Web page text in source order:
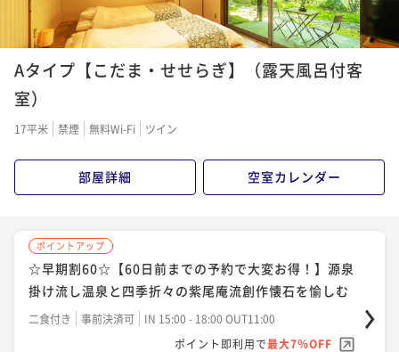
123456
Aタイプ【こだま・せせらぎ】（露天風呂付客
室）
17平米 禁煙 無料Wi-Fi ツイン
部屋詳細 空室カレンダー
ポイントアップ
☆早期割60☆【60日前までの予約で大変お得！】源泉
掛け流し温泉と四季折々の紫尾庵流創作懐石を愉しむ
二食付き 事前決済可
IN 15:00 - 18:00 OUT11:00
ポイント即利用で最大7％OFF